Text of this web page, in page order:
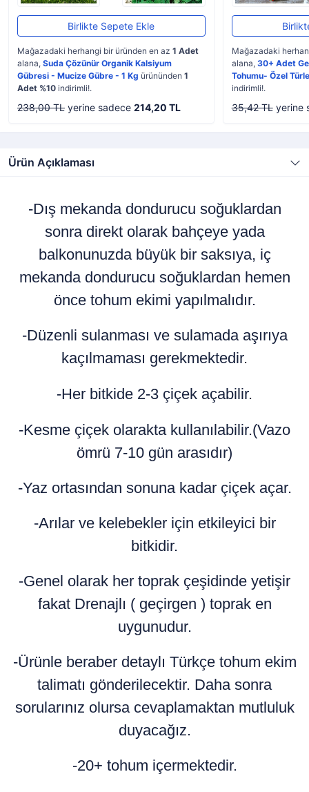
Birlikte Sepete Ekle
Mağazadaki herhangi bir üründen en az 1 Adet
alana, Suda Çözünür Organik Kalsiyum
Gübresi - Mucize Gübre - 1 Kg ürününden 1
Adet %10 indirimli!.
238,00 TL yerine sadece 214,20 TL
Mağazadaki
alana, 30+ Adet
Tohumu- Özel
indirimli!.
35,42 TLyerine
Ürün Açıklaması
-Dış mekanda dondurucu soğuklardan
sonra direkt olarak bahçeye yada
balkonunuzda büyük bir saksıya, iç
mekanda dondurucu soğuklardan hemen
önce tohum ekimi yapılmalıdır.
-Düzenli sulanması ve sulamada aşırıya
kaçılmaması gerekmektedir.
-Her bitkide 2-3 çiçek açabilir.
-Kesme çiçek olarakta kullanılabilir.(Vazo
ömrü 7-10 gün arasıdır)
-Yaz ortasından sonuna kadar çiçek açar.
-Arılar ve kelebekler için etkileyici bir
bitkidir.
-Genel olarak her toprak çeşidinde yetişir
fakat Drenajlı ( geçirgen ) toprak en
uygunudur.
-Ürünle beraber detaylı Türkçe tohum ekim
talimatı gönderilecektir. Daha sonra
sorularınız olursa cevaplamaktan mutluluk
duyacağız.
-20+ tohum içermektedir.